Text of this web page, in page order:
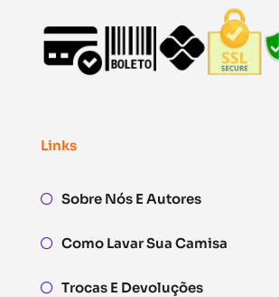
Links
Sobre Nós E Autores
Como Lavar Sua Camisa
Trocas E Devoluções